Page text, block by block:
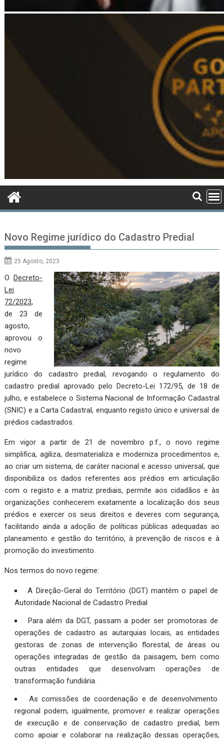
Novo Regime jurídico do Cadastro Predial
25 Agosto, 2023
ODecreto-
Lei
72/2023,
de 23 de
agosto,
aprovou o
novo
regime
jurídico do cadastro predial, revogando o regulamento do
cadastro predial aprovado pelo Decreto-Lei 172/95, de 18 de
julho, e estabelece o Sistema Nacional de Informação Cadastral
(SNIC) e a Carta Cadastral, enquanto registo único e universal de
prédios cadastrados.
Em vigor a partir de 21 de novembro p.f., o novo regime
simplifica, agiliza, desmaterializa e moderniza procedimentos e,
ao criar um sistema, de caráter nacional e acesso universal, que
disponibiliza os dados referentes aos prédios em articulação
com o registo e a matriz prediais, permite aos cidadãos e às
organizações conhecerem exatamente a localização dos seus
prédios e exercer os seus direitos e deveres com segurança,
facilitando ainda a adoção de políticas públicas adequadas ao
planeamento e gestão do território, à prevenção de riscos e à
promoção do investimento.
Nos termos do novo regime:
A Direção-Geral do Território (DGT) mantém o papel de
Autoridade Nacional de Cadastro Predial
Para além da DGT, passam a poder ser promotoras de
operações de cadastro as autarquias locais, as entidades
gestoras de zonas de intervenção florestal, de áreas ou
operações integradas de gestão da paisagem, bem como
outras entidades que desenvolvam operações de
transformação fundiária.
As comissões de coordenação e de desenvolvimento
regional podem, igualmente, promover e realizar operações
de execução e de conservação de cadastro predial, bem
como apoiar e colaborar na realização dessas operações,